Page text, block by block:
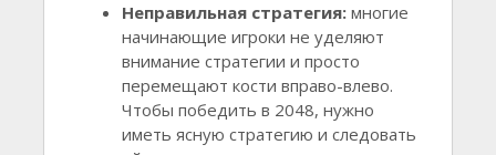
Неправильная стратегия: многие
начинающие игроки не уделяют
внимание стратегии и просто
перемещают кости вправо-влево.
Чтобы победить в 2048, нужно
иметь ясную стратегию и следовать